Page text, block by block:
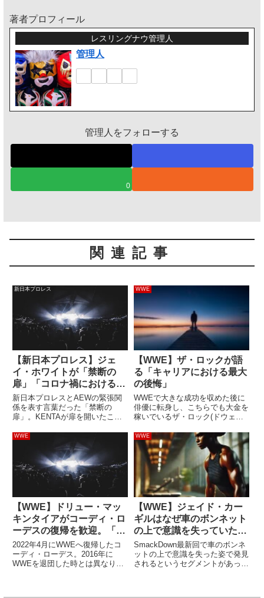
著者プロフィール
レスリングナウ管理人
管理人
管理人をフォローする
0
関連記事
新日本プロレス
【新日本プロレス】ジェ
イ・ホワイトが「禁断の
扉」「コロナ禍におけるア
メリカでの活動」を語る
新日本プロレスとAEWの緊張関
係を表す言葉だった「禁断の
扉」。KENTAが扉を開いたこ
なったこともあり、現在は「他団
体からレスラーがやってくるこ
と」を示す言葉として使われてい
ます。新日本所属のジェイ・ホワ
イトは...
WWE
【WWE】ザ・ロックが語
る「キャリアにおける最大
の後悔」
WWEで大きな成功を収めた後に
俳優に転身し、こちらでも大金を
稼いでいるザ・ロック(ドウェイ
メント業界の中でも屈指のエンタ
ーテイナーとなった今、レスラー
人生における最大の後悔を明かし
ました。きっかけはザ・ハリケ
WWE
【WWE】ドリュー・マッ
キンタイアがコーディ・ロ
ーデスの復帰を歓迎。「俺
たちはほとんど同じだ」
2022年4月にWWEへ復帰したコ
ーディ・ローデス。2016年に
WWEを退団した時とは異なり、
WWE
【WWE】ジェイド・カー
ギルはなぜ車のボンネット
の上で意識を失っていたの
か？
SmackDown最新回で車のボンネ
ットの上で意識を失った姿で発見
されるというセグメントがあった